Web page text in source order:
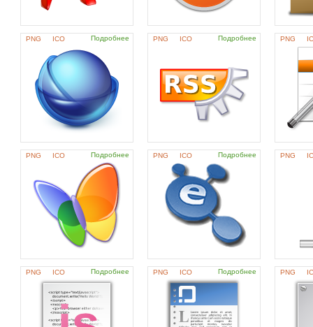
PNG ICO Подробнее PNG ICO Подробнее PNG
PNG ICO Подробнее PNG ICO Подробнее PNG
PNG ICO Подробнее PNG ICO Подробнее PNG